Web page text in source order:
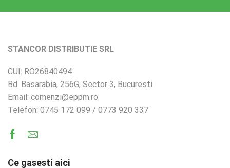
STANCOR DISTRIBUTIE SRL
CUI: RO26840494
Bd. Basarabia, 256G, Sector 3, Bucuresti
Email: comenzi@eppm.ro
Telefon: 0745 172 099 / 0773 920 337
Facebook
Email
Ce gasesti aici